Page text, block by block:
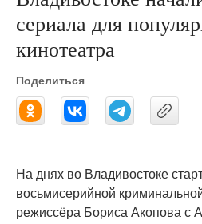
сериала для
кинотеатра
Поделиться
На днях во Владивостоке
восьмисерийной
режиссёра Бориса Акопова с